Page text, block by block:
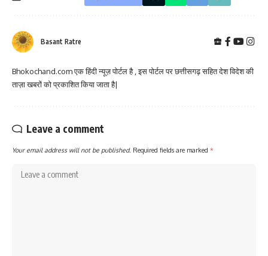
Basant Ratre
Bhokochand.com एक हिंदी न्यूज़ पोर्टल है , इस पोर्टल पर छत्तीसगढ़ सहित देश विदेश की
ताज़ा खबरों को प्रकाशित किया जाता है|
Leave a comment
Your email address will not be published. Required fields are marked *